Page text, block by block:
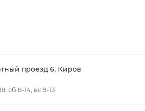
зависит от:
для погрузки товаров.
города на выезд (перекрестки
проезд 6, Киров
сб 8-14, вс 9-13